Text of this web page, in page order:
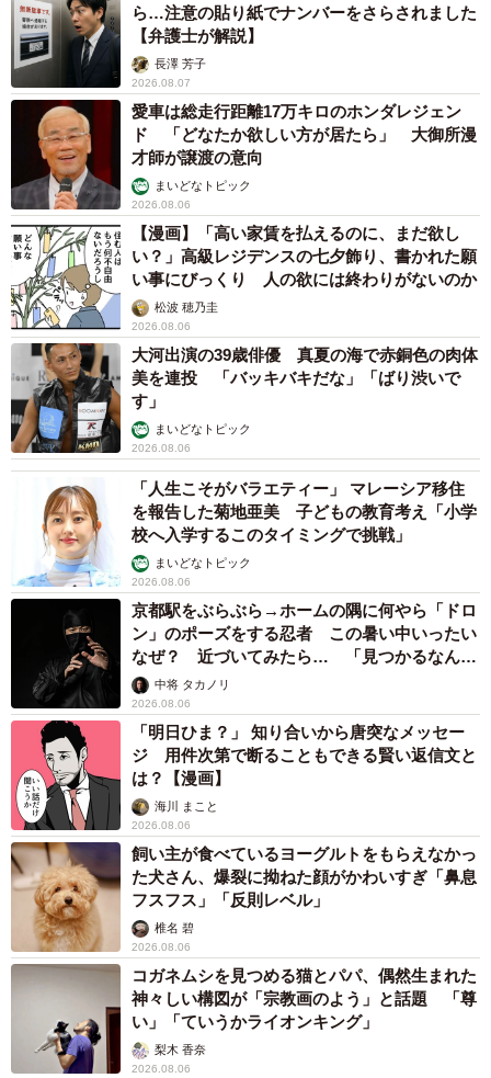
ら…注意の貼り紙でナンバーをさらされました
【弁護士が解説】
長澤 芳子
2026.08.07
愛車は総走行距離17万キロのホンダレジェン
ド 「どなたか欲しい方が居たら」 大御所漫
才師が譲渡の意向
まいどなトピック
2026.08.06
【漫画】「高い家賃を払えるのに、まだ欲し
い？」高級レジデンスの七夕飾り、書かれた願
い事にびっくり 人の欲には終わりがないのか
松波 穂乃圭
2026.08.06
大河出演の39歳俳優 真夏の海で赤銅色の肉体
美を連投 「バッキバキだな」「ばり渋いで
す」
まいどなトピック
2026.08.06
「人生こそがバラエティー」 マレーシア移住
を報告した菊地亜美 子どもの教育考え「小学
校へ入学するこのタイミングで挑戦」
まいどなトピック
2026.08.06
京都駅をぶらぶら→ホームの隅に何やら「ドロ
ン」のポーズをする忍者 この暑い中いったい
なぜ？ 近づいてみたら… 「見つかるなんて
未熟」中将 タカノリ
2026.08.06
「明日ひま？」 知り合いから唐突なメッセー
ジ 用件次第で断ることもできる賢い返信文と
は？【漫画】
海川 まこと
2026.08.06
飼い主が食べているヨーグルトをもらえなかっ
た犬さん、爆裂に拗ねた顔がかわいすぎ「鼻息
フスフス」「反則レベル」
椎名 碧
2026.08.06
コガネムシを見つめる猫とパパ、偶然生まれた
神々しい構図が「宗教画のよう」と話題 「尊
い」「ていうかライオンキング」
梨木 香奈
2026.08.06